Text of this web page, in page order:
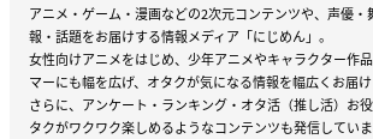
アニメ・ゲーム・漫画などの2次元コンテンツや、声優
報・話題をお届けする情報メディア「にじめん」。
女性向けアニメをはじめ、少年アニメやキャラクター作
マーにも幅を広げ、オタクが気になる情報を幅広くお届け
さらに、アンケート・ランキング・オタ活（推し活）お
タクがワクワク楽しめるようなコンテンツも発信していま